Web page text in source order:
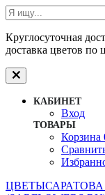
Круглосуточная
доставка цветов по
КАБИНЕТ
Вход
ТОВАРЫ
Корзина
ЦВЕТЫСАРАТОВА -